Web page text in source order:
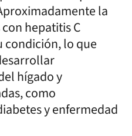
la
hepatitis C
condición, lo que
hígado y
como
y enfermedad